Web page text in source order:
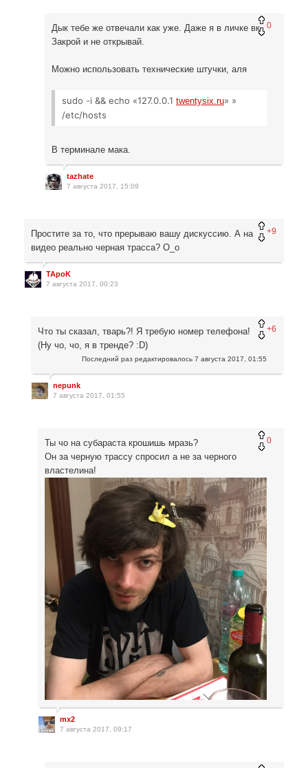
0
Дык тебе же отвечали как уже. Даже я в личке вк.
Закрой и не открывай.
Можно использовать технические штучки, аля
sudo -i && echo «127.0.0.1 twentysix.ru» »
/etc/hosts
В терминале мака.
tazhate
7 августа 2017, 15:09
+9
Простите за то, что прерываю вашу дискуссию. А на
видео реально черная трасса? О_о
TApoK
7 августа 2017, 00:23
+6
Что ты сказал, тварь?! Я требую номер телефона!
(Ну чо, чо, я в тренде? :D)
Последний раз редактировалось 7 августа 2017, 01:55
nepunk
7 августа 2017, 01:55
0
Ты чо на субараста крошишь мразь?
Он за черную трассу спросил а не за черного
властелина!
mx2
7 августа 2017, 09:17